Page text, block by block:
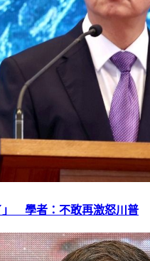
」 學者：不敢再激怒川普